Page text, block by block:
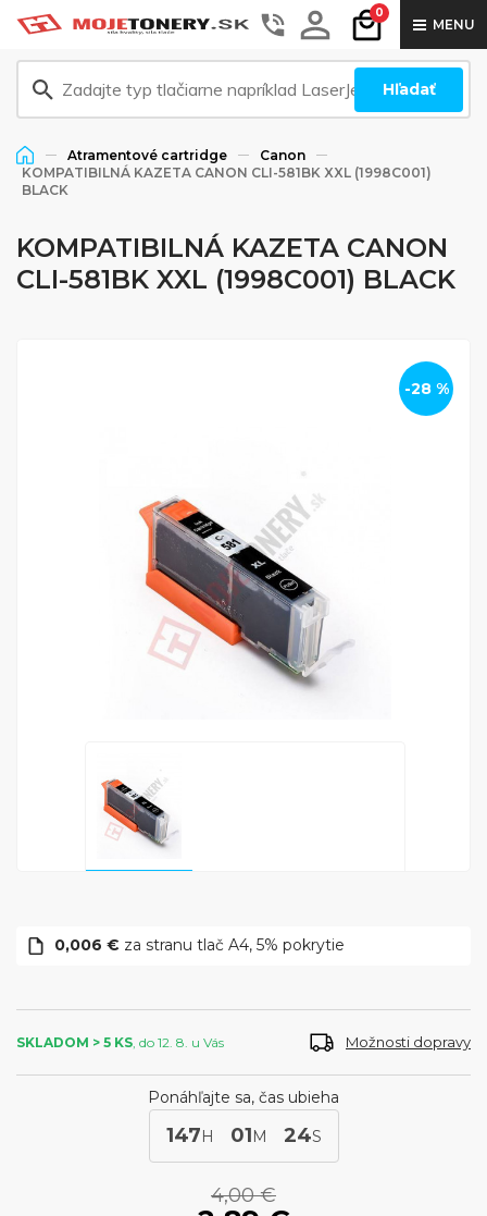
0
MENU
Hľadať
Atramentové cartridge
Canon
KOMPATIBILNÁ KAZETA CANON CLI-581BK XXL (1998C001)
BLACK
KOMPATIBILNÁ KAZETA CANON
CLI-581BK XXL (1998C001) BLACK
-28 %
0,006 € za stranu tlač A4, 5% pokrytie
SKLADOM > 5 KS , do 12. 8. u Vás Možnosti dopravy
Ponáhľajte sa, čas ubieha
147H 01M 24S
4,00 €